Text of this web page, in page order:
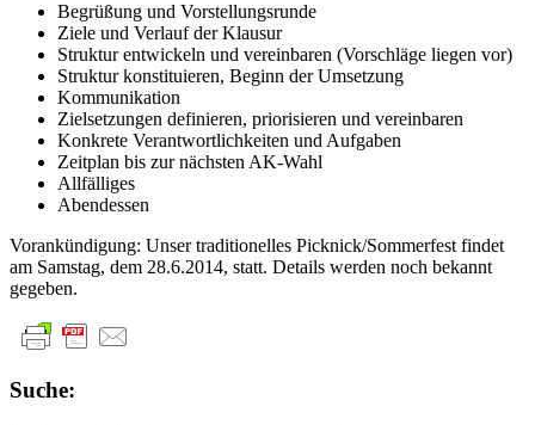
Begrüßung und Vorstellungsrunde
Ziele und Verlauf der Klausur
Struktur entwickeln und vereinbaren (Vorschläge liegen vor)
Struktur konstituieren, Beginn der Umsetzung
Kommunikation
Zielsetzungen definieren, priorisieren und vereinbaren
Konkrete Verantwortlichkeiten und Aufgaben
Zeitplan bis zur nächsten AK-Wahl
Allfälliges
Abendessen
Vorankündigung: Unser traditionelles Picknick/Sommerfest findet
am Samstag, dem 28.6.2014, statt. Details werden noch bekannt
gegeben.
Suche: